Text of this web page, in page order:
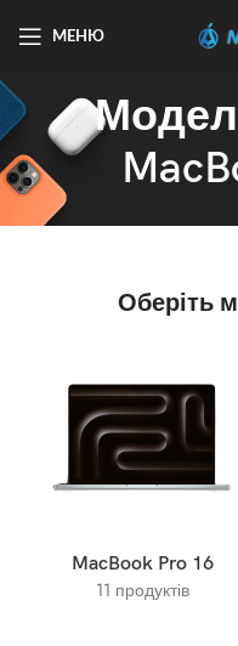
МЕНЮ
Оберіть
MacBook Pro 16
11 продуктів